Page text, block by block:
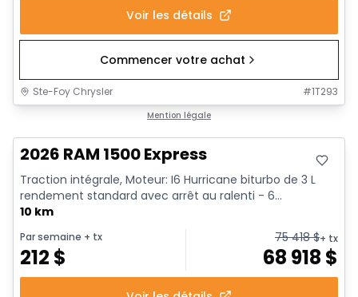
Voir les détails
Commencer votre achat
Ste-Foy Chrysler #1T293
Mention légale
2026 RAM 1500 Express
Traction intégrale, Moteur: I6 Hurricane biturbo de 3 L
rendement standard avec arrêt au ralenti - 6...
10 km
Par semaine + tx
212 $
75 418$+ tx
68 918 $